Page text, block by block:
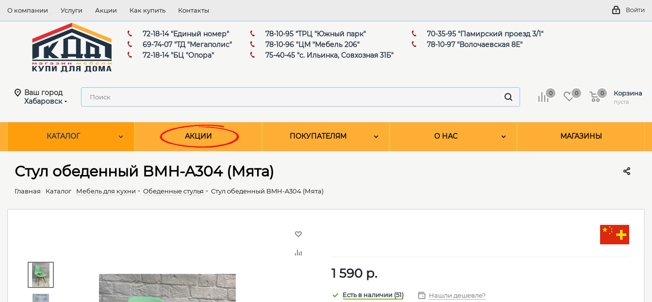
О компании Услуги Акции Как купить Контакты Войти
72-18-14 "Единый номер"
69-74-07 "ТД "Мегаполис"
72-18-14 "БЦ "Опора"
78-10-95 "ТРЦ "Южный парк"
78-10-96 "ЦМ "Мебель 206"
75-40-45 "с. Ильинка, Совхозная 31Б"
70-35-95 "Памирский проезд 3/1"
78-10-97 "Волочаевская 8Е"
Ваш город
Хабаровск
0 0 Корзина
пуста
0
КАТАЛОГ АКЦИИ ПОКУПАТЕЛЯМ О НАС МАГАЗИНЫ
Стул обеденный BMH-A304 (Мята)
Главная Каталог Мебель для кухни Обеденные cтулья Стул обеденный BMH-A304 (Мята)
1 590 р.
Нашли дешевле?